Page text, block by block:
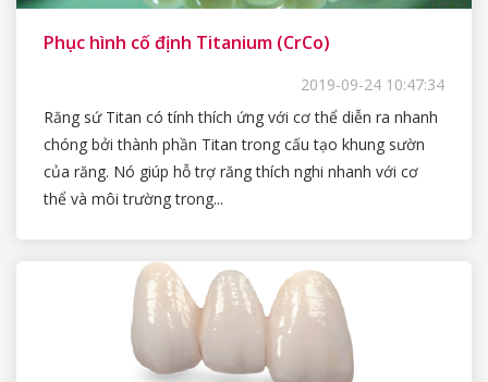
Phục hình cố định Titanium (CrCo)
2019-09-24 10:47:34
Răng sứ Titan có tính thích ứng với cơ thể diễn ra nhanh
chóng bởi thành phần Titan trong cấu tạo khung sườn
của răng. Nó giúp hỗ trợ răng thích nghi nhanh với cơ
thể và môi trường trong...